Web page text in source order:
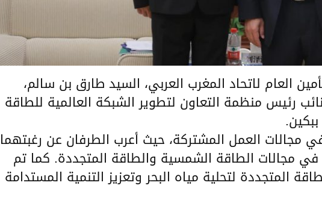
2024: عقد الأمين العام لاتحاد المغرب العربي، السيد طارق بن سالم،
رئيس منظمة التعاون لتطوير الشبكة العالمية للطاقة
في مجالات العمل المشتركة، حيث أعرب الطرفان عن رغبتهما
في مجالات الطاقة الشمسية والطاقة المتجددة. كما تم
المتجددة لتحلية مياه البحر وتعزيز التنمية المستدامة